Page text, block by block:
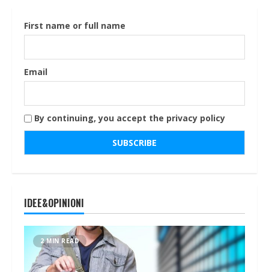
First name or full name
Email
By continuing, you accept the privacy policy
IDEE&OPINIONI
2 MIN READ